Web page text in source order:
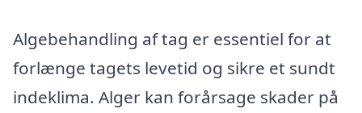
Algebehandling af tag er essentiel for at
forlænge tagets levetid og sikre et sundt
indeklima. Alger kan forårsage skader på